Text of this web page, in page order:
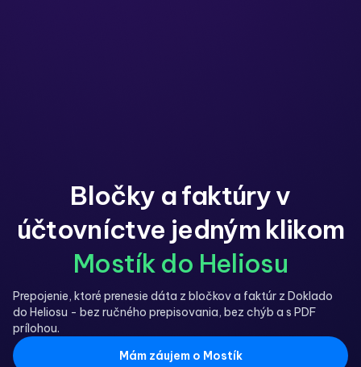
Bločky a faktúry v
účtovníctve jedným klikom
Mostík do Heliosu
Prepojenie, ktoré prenesie dáta z bločkov a faktúr z Doklado
do Heliosu - bez ručného prepisovania, bez chýb a s PDF
prílohou.
Mám záujem o Mostík